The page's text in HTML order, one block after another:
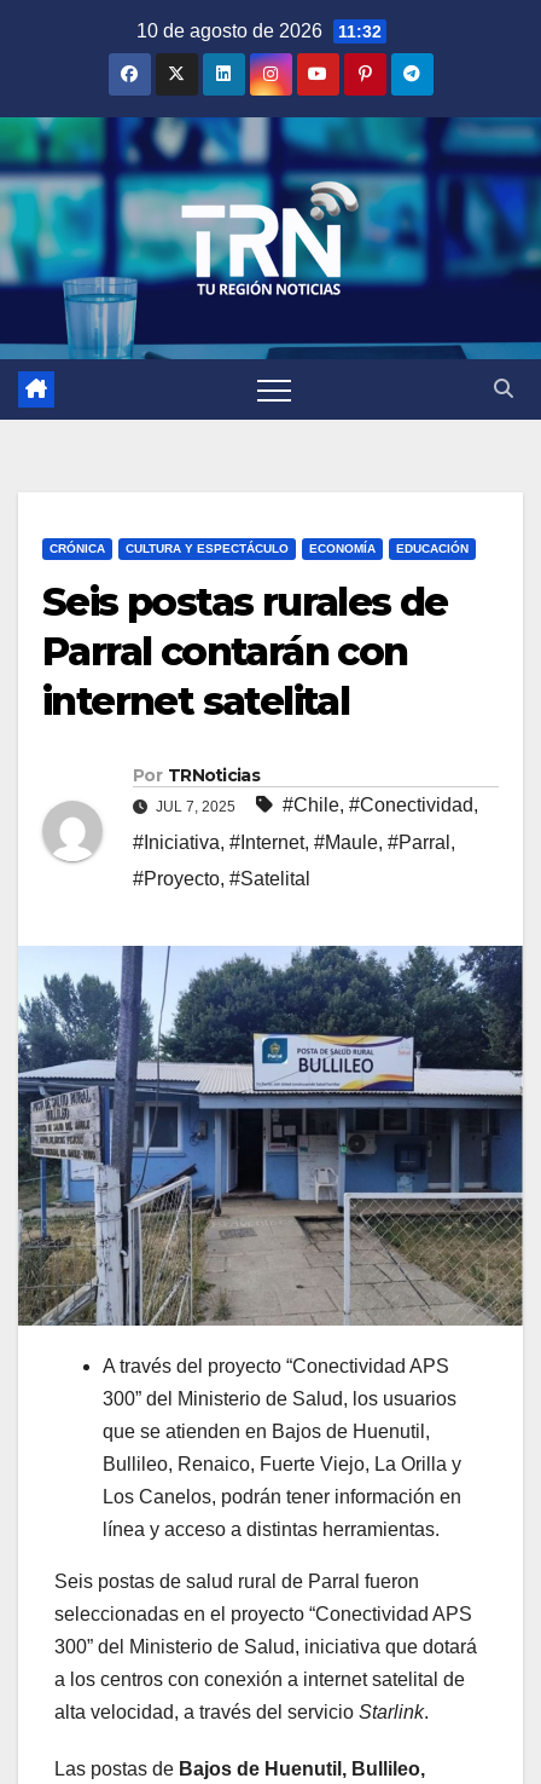
10 de agosto de 2026 11:32
CRÓNICA CULTURA Y ESPECTÁCULO ECONOMÍA EDUCACIÓN
Seis postas rurales de
Parral contarán con
internet satelital
Por TRNoticias
JUL 7, 2025 #Chile, #Conectividad,
#Iniciativa, #Internet, #Maule, #Parral ,
#Proyecto, #Satelital
A través del proyecto “Conectividad APS
300” del Ministerio de Salud, los usuarios
que se atienden en Bajos de Huenutil,
Bullileo, Renaico, Fuerte Viejo, La Orilla y
Los Canelos, podrán tener información en
línea y acceso a distintas herramientas.
Seis postas de salud rural de Parral fueron
seleccionadas en el proyecto “Conectividad APS
300” del Ministerio de Salud, iniciativa que dotará
a los centros con conexión a internet satelital de
alta velocidad, a través del servicio Starlink.
Las postas de Bajos de Huenutil, Bullileo,